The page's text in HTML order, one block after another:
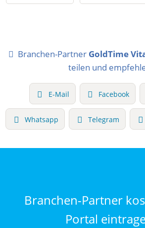
Branchen-Partner GoldTime
teilen und
E-Mail Facebook
Whatsapp Telegram
Branchen-Partner
Portal